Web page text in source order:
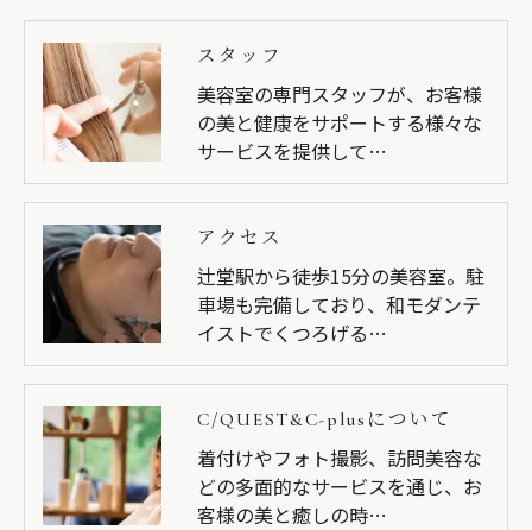
スタッフ
美容室の専門スタッフが、お客様
の美と健康をサポートする様々な
サービスを提供して…
アクセス
辻堂駅から徒歩15分の美容室。駐
車場も完備しており、和モダンテ
イストでくつろげる…
C/QUEST&C-plusについて
着付けやフォト撮影、訪問美容な
どの多面的なサービスを通じ、お
客様の美と癒しの時…